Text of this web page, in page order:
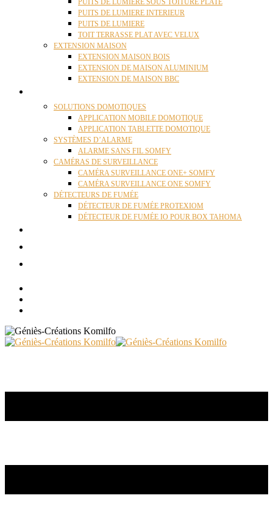
PUITS DE LUMIERE SOUS TOITURE PLATE
PUITS DE LUMIERE INTERIEUR
PUITS DE LUMIERE
TOIT TERRASSE PLAT AVEC VELUX
EXTENSION MAISON
EXTENSION MAISON BOIS
EXTENSION DE MAISON ALUMINIUM
EXTENSION DE MAISON BBC
SOLUTIONS DOMOTIQUES
APPLICATION MOBILE DOMOTIQUE
APPLICATION TABLETTE DOMOTIQUE
SYSTÈMES D’ALARME
ALARME SANS FIL SOMFY
CAMÉRAS DE SURVEILLANCE
CAMÉRA SURVEILLANCE ONE+ SOMFY
CAMÉRA SURVEILLANCE ONE SOMFY
DÉTECTEURS DE FUMÉE
DÉTECTEUR DE FUMÉE PROTEXIOM
DÉTECTEUR DE FUMÉE IO POUR BOX TAHOMA